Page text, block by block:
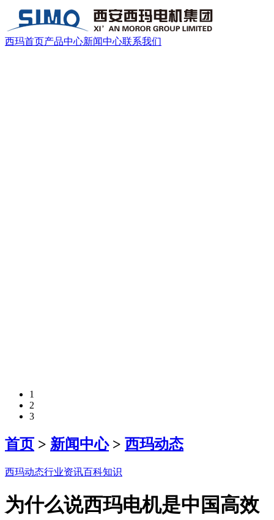
西玛首页产品中心新闻中心联系我们
1
2
3
首页 > 新闻中心> 西玛动态
西玛动态行业资讯百科知识
为什么说西玛电机是中国高效